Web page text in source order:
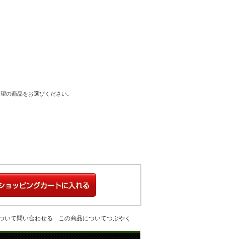
の商品をお選びください。
いて問い合わせる この商品についてつぶやく